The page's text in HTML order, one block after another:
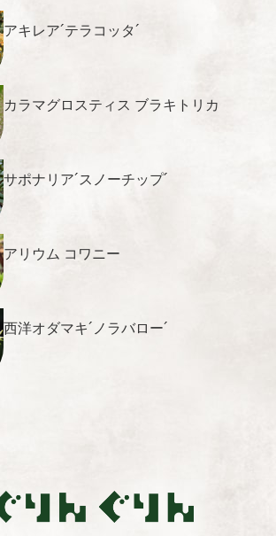
アキレア´テラコッタ´
カラマグロスティス ブラキトリカ
サポナリア´スノーチップ´
アリウム コワニー
西洋オダマキ´ノラバロー´